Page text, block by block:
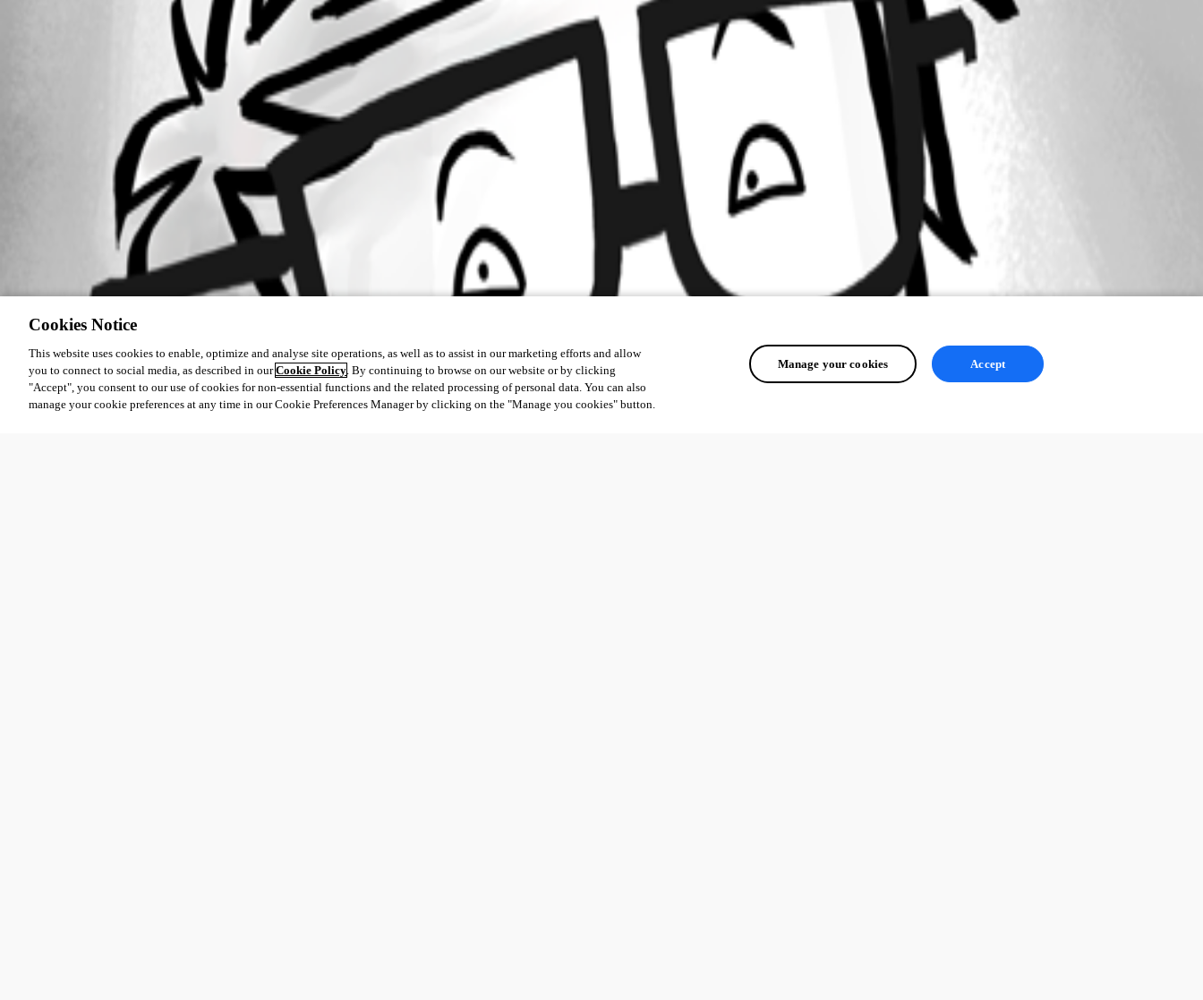
Cookies Notice
This website uses cookies to enable, optimize and analyse site operations, as well as to assist in our marketing efforts and allow
you to connect to social media, as described in ourCookie Policy. By continuing to browse on our website or by clicking
"Accept", you consent to our use of cookies for non-essential functions and the related processing of personal data. You can also
manage your cookie preferences at any time in our Cookie Preferences Manager by clicking on the "Manage you cookies" button.
Manage your cookies Accept